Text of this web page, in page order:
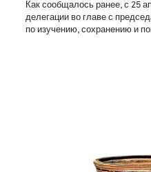
Как сообщалось ранее, с 25
делегации во главе с
по изучению, сохранению и